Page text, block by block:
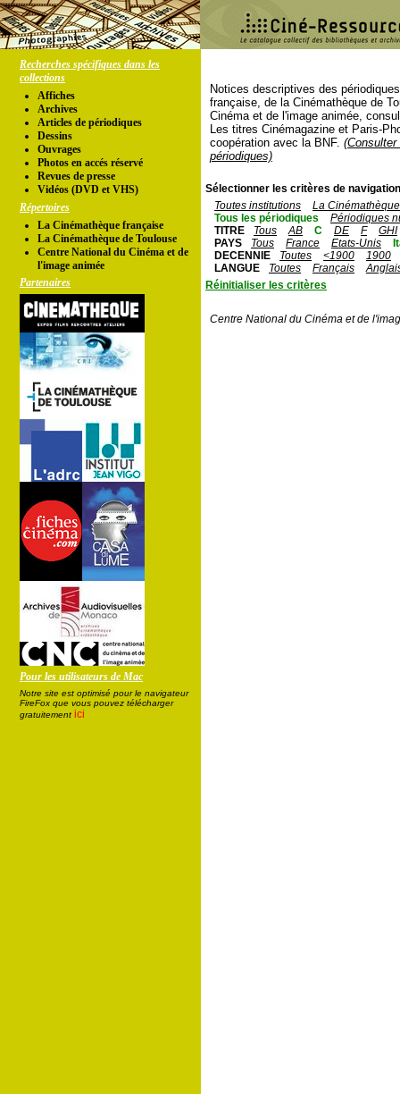
Recherches spécifiques dans les
collections
Affiches
Archives
Articles de périodiques
Dessins
Ouvrages
Photos en accés réservé
Revues de presse
Vidéos (DVD et VHS)
Répertoires
La Cinémathèque française
La Cinémathèque de Toulouse
Centre National du Cinéma et de
l'image animée
Partenaires
Pour les utilisateurs de Mac
Notre site est optimisé pour le navigateur
FireFox que vous pouvez télécharger
gratuitement ici
Notices descriptives des
française, de la Cinémathèque de
Cinéma et de l'image animée,
Les titres Cinémagazine et Paris-
coopération avec la BNF.
périodiques)
Sélectionner les critères de
Toutes institutions
La
Tous les périodiques
Périodiques
TITRE
Tous AB C DE F
GHI
PAYS
Tous France Etats-Unis
DECENNIE
Toutes <1900
1900
LANGUE
Toutes Français
Réinitialiser les critères
Centre National du Cinéma et de